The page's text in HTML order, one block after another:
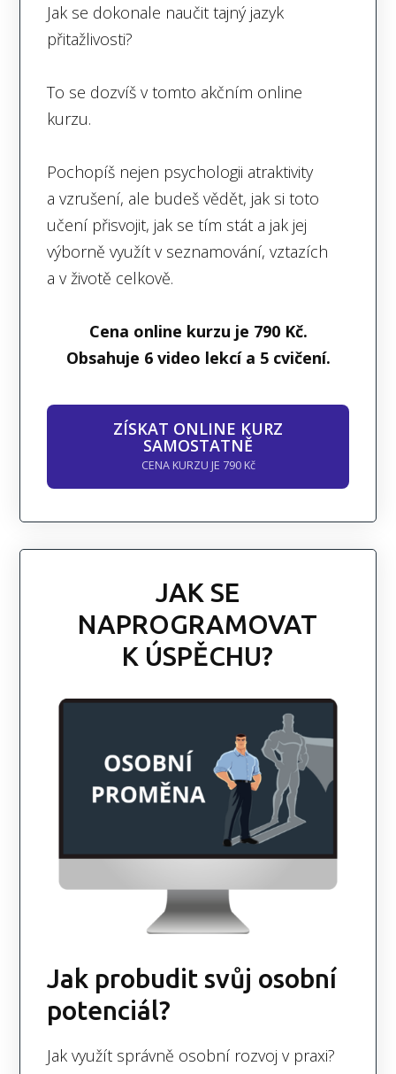
Jak se dokonale naučit tajný jazyk
přitažlivosti?
To se dozvíš v tomto akčním online
kurzu.
Pochopíš nejen psychologii atraktivity
a vzrušení, ale budeš vědět, jak si toto
učení přisvojit, jak se tím stát a jak jej
výborně využít v seznamování, vztazích
a v životě celkově.
Cena online kurzu je 790 Kč.
Obsahuje 6 video lekcí a 5 cvičení.
ZÍSKAT ONLINE KURZ
SAMOSTATNĚ
CENA KURZU JE 790 Kč
JAK SE
NAPROGRAMOVAT
K ÚSPĚCHU?
Jak probudit svůj osobní
potenciál?
Jak využít správně osobní rozvoj v praxi?